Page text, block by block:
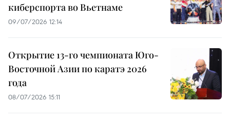
киберспорта во Вьетнаме
09/07/2026 12:14
Открытие 13-го чемпионата Юго-
Восточной Азии по каратэ 2026
года
08/07/2026 15:11